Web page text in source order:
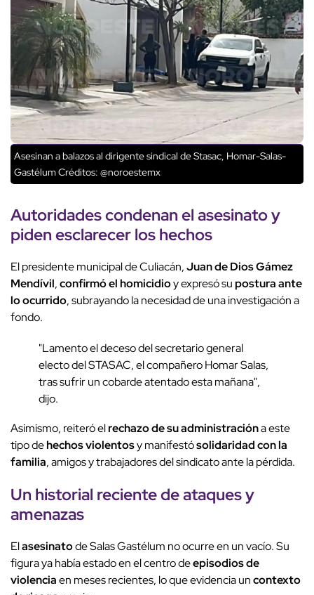
Asesinan a balazos al dirigente sindical de Stasac, Homar-Salas-
GastélumCréditos: @noroestemx
Autoridades condenanelasesinatoy
pidenesclarecer los hechos
El presidente municipal de Culiacán,Juan de Dios Gámez
Mendívil,confirmó el homicidioy expresó supostura ante
lo ocurrido, subrayando la necesidad de una investigación a
fondo.
"Lamento el deceso del secretario general
electo del STASAC, el compañero Homar Salas,
tras sufrir un cobarde atentado esta mañana",
dijo.
Asimismo, reiteró elrechazo de su administracióna este
tipo dehechos violentosy manifestósolidaridad con la
familia, amigos y trabajadores del sindicato ante la pérdida.
Un historial recientede ataques y
amenazas
Elasesinatode Salas Gastélum no ocurre en un vacío. Su
figura ya había estado en el centro deepisodios de
violenciaen meses recientes, lo que evidencia uncontexto